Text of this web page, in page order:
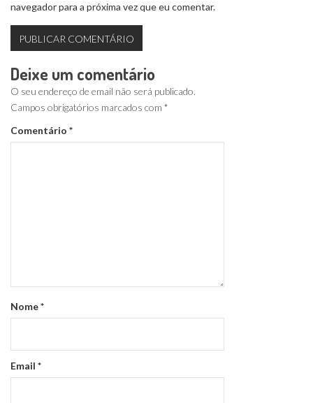
navegador para a próxima vez que eu comentar.
Deixe um comentário
O seu endereço de email não será publicado.
Campos obrigatórios marcados com *
Comentário *
Nome*
Email *